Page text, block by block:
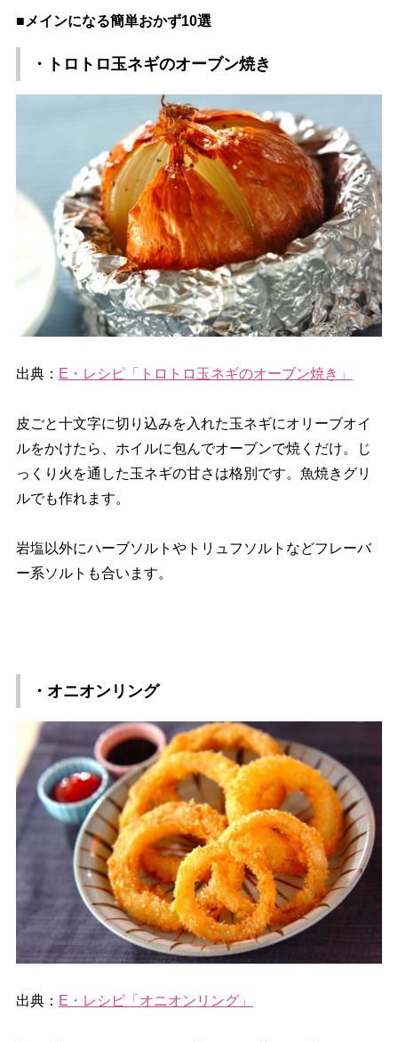
■メインになる簡単おかず10選
・トロトロ玉ネギのオーブン焼き
出典： E・レシピ「トロトロ玉ネギのオーブン焼き」
皮ごと十文字に切り込みを入れた玉ネギにオリーブオイ
ルをかけたら、ホイルに包んでオーブンで焼くだけ。じ
っくり火を通した玉ネギの甘さは格別です。魚焼きグリ
ルでも作れます。
塩以外にハーブソルトやトリュフソルトなどフレーバ
ー系ソルトも合います。
・オニオンリング
出典： E・レシピ「オニオンリング」